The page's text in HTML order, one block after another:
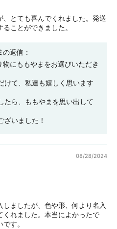
とても喜んでくれました。発送
ことができました。
の返信：
にももやまをお選びいただき
けて、私達も嬉しく思います
たら、ももやまを思い出して
ざいました！
08/28/2024
ましたが、色や形、何より名入
れました。本当によかったで
す。